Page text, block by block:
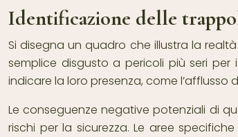
Identificazione delle
Si disegna un quadro che illustra la
semplice disgusto a pericoli più seri per
indicare la loro presenza, come l’afflusso
Le conseguenze negative potenziali di
rischi per la sicurezza. Le aree